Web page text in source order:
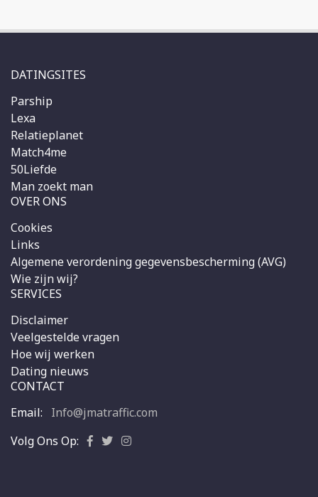
DATINGSITES
Parship
Lexa
Relatieplanet
Match4me
50Liefde
Man zoekt man
OVER ONS
Cookies
Links
Algemene verordening gegevensbescherming (AVG)
Wie zijn wij?
SERVICES
Disclaimer
Veelgestelde vragen
Hoe wij werken
Dating nieuws
CONTACT
Email:
Info@jmatraffic.com
Volg Ons Op: